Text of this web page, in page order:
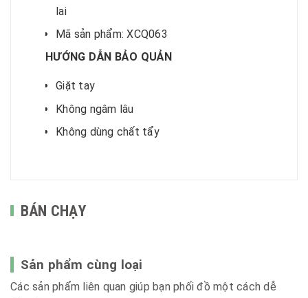
lai
Mã sản phẩm: XCQ063
HƯỚNG DẪN BẢO QUẢN
Giặt tay
Không ngâm lâu
Không dùng chất tẩy
BÁN CHẠY
Sản phẩm cùng loại
Các sản phẩm liên quan giúp bạn phối đồ một cách dễ